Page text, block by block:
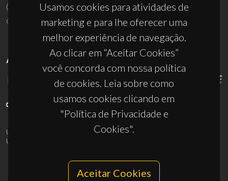
Usamos cookies para atividades de
marketing e para lhe oferecer uma
melhor experiência de navegação.
Ao clicar em “Aceitar Cookies”
você concorda com nossa política
de cookies. Leia sobre como
usamos cookies clicando em
"Política de Privacidade e
Cookies".
Aceitar Cookies
(+351) 234 370 200
ciceco@ua.pt
APOIOS
UID/PRR/50011/2025 10.54499/UID/PRR/50011/2025
UID/PRR2/50011/2025